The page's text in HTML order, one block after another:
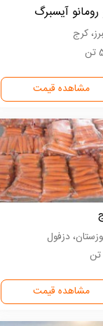
رومانو آیسبرگ
کرج
مشاهده قیمت
دزفول
مشاهده قیمت